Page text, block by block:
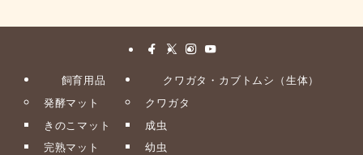
飼育用品
発酵マット
きのこマット
完熟マット
クワガタ・カブトムシ（生体）
クワガタ
成虫
幼虫